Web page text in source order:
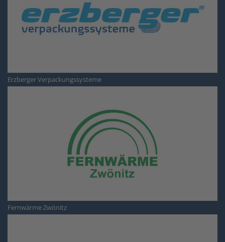
Erzberger Verpackungssysteme
Fernwärme Zwönitz